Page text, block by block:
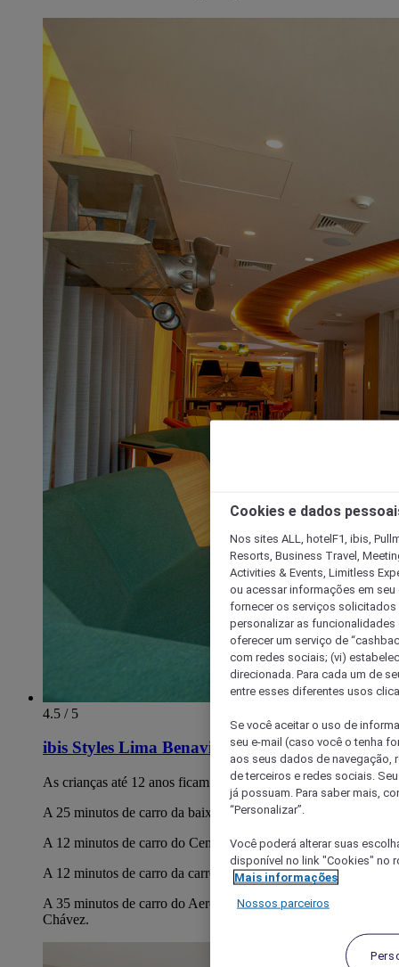
4.5 / 5
ibis Styles Lima Benavides Miraflores
As crianças até 12 anos ficam com os pais gratuitamente
A 25 minutos de carro da baixa de Lima.
A 12 minutos de carro do Centro Comercial Larcomar
A 12 minutos de carro da carretera Oltursa
A 35 minutos de carro do Aeroporto Internacional Jorge
Chávez.
Cookies e dados
Nos sites ALL, hotelF1, ibis,
Resorts, Business Travel,
Activities & Events, Limitless
ou acessar informações em
fornecer os serviços solicitados
personalizar as
oferecer um serviço de
com redes sociais; (vi)
direcionada. Para cada um de
entre esses diferentes usos
Se você aceitar o uso de
seu e-mail (caso você o tenha
aos seus dados de navegação,
de terceiros e redes sociais.
já possuam. Para saber mais,
“Personalizar”.
Você poderá alterar suas
disponível no link "Cookies" no
Mais informações
Nossos parceiros